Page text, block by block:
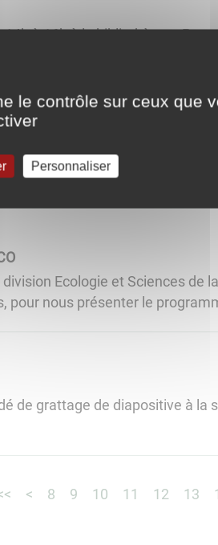
à 16h à la bibliothèque. Pour
inscription, sans engagement
mercredi 25 octobre à 18h à la
Ecologie et Sciences de
pour nous présenter le
de grattage de diapositive à la
< 8 9 10 11 12 13
le contrôle sur ceux que
Personnaliser